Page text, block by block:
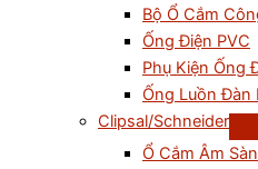
Bộ Ổ Cắm
Ống Điện PVC
Phụ Kiện Ống
Ống Luồn Đàn
Clipsal/Schneider
Ổ Cắm Âm